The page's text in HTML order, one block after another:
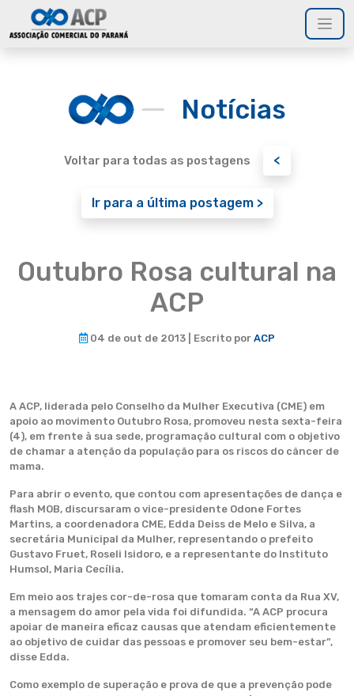
Notícias
Voltar para todas as postagens <
Ir para a última postagem >
Outubro Rosa cultural na
ACP
04 de out de 2013 | Escrito por ACP
A ACP, liderada pelo Conselho da Mulher Executiva (CME) em
apoio ao movimento Outubro Rosa, promoveu nesta sexta-feira
(4), em frente à sua sede, programação cultural com o objetivo
de chamar a atenção da população para os riscos do câncer de
mama.
Para abrir o evento, que contou com apresentações de dança e
flash MOB, discursaram o vice-presidente Odone Fortes
Martins, a coordenadora CME, Edda Deiss de Melo e Silva, a
secretária Municipal da Mulher, representando o prefeito
Gustavo Fruet, Roseli Isidoro, e a representante do Instituto
Humsol, Maria Cecília.
Em meio aos trajes cor-de-rosa que tomaram conta da Rua XV,
a mensagem do amor pela vida foi difundida. “A ACP procura
apoiar de maneira eficaz causas que atendam eficientemente
ao objetivo de cuidar das pessoas e promover seu bem-estar”,
disse Edda.
Como exemplo de superação e prova de que a prevenção pode